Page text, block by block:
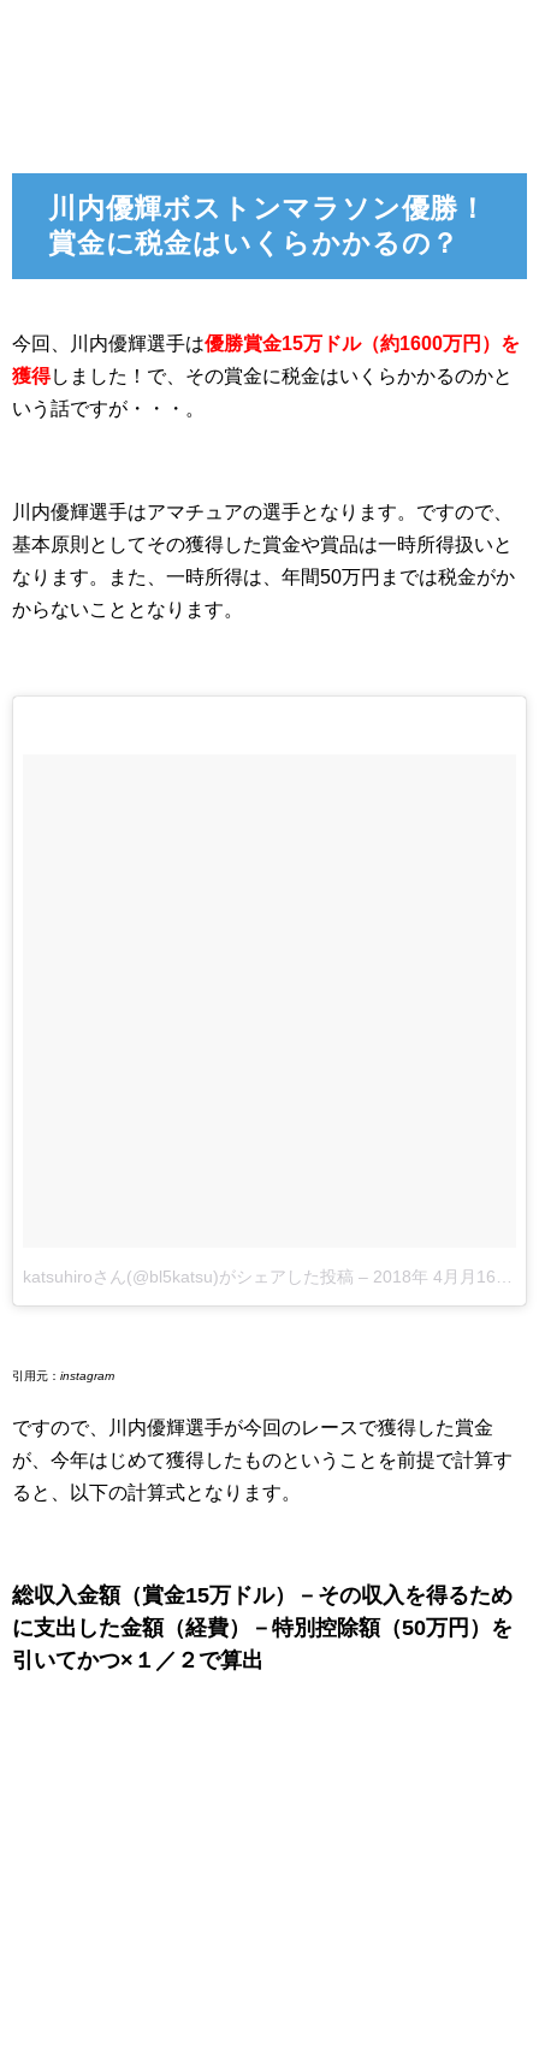
川内優輝ボストンマラソン優勝！
賞金に税金はいくらかかるの？
今回、川内優輝選手は優勝賞金15万ドル（約1600万円）を
獲得しました！で、その賞金に税金はいくらかかるのかと
いう話ですが・・・。
川内優輝選手はアマチュアの選手となります。ですので、
基本原則としてその獲得した賞金や賞品は一時所得扱いと
なります。また、一時所得は、年間50万円までは税金がか
からないこととなります。
katsuhiroさん(@bl5katsu)がシェアした投稿 – 2018年 4月月16日午前9時22分PDT
引用元： instagram
ですので、川内優輝選手が今回のレースで獲得した賞金
が、今年はじめて獲得したものということを前提で計算す
ると、以下の計算式となります。
総収入金額（賞金15万ドル）－その収入を得るため
に支出した金額（経費）－特別控除額（50万円）を
引いてかつ×１／２で算出